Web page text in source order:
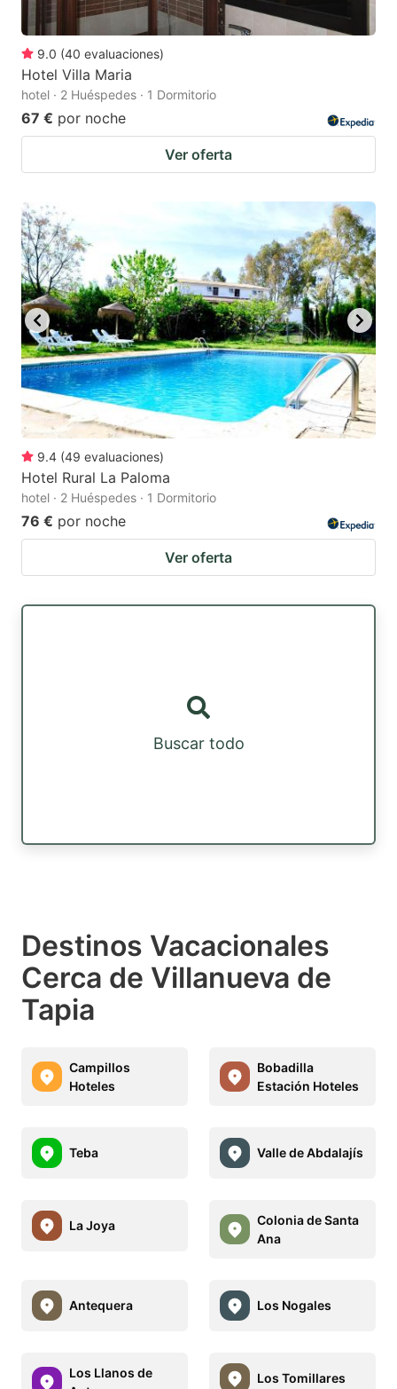
9.0 (40 evaluaciones)
Hotel Villa Maria
hotel · 2 Huéspedes · 1 Dormitorio
67 € por noche
Ver oferta
9.4 (49 evaluaciones)
Hotel Rural La Paloma
hotel · 2 Huéspedes · 1 Dormitorio
76 € por noche
Ver oferta
Buscar todo
Destinos Vacacionales
Cerca de Villanueva de
Tapia
Campillos
Hoteles
Bobadilla
Estación Hoteles
Teba Valle de Abdalajís
La Joya
Colonia de Santa
Ana
Antequera Los Nogales
Los Llanos de
Los Tomillares